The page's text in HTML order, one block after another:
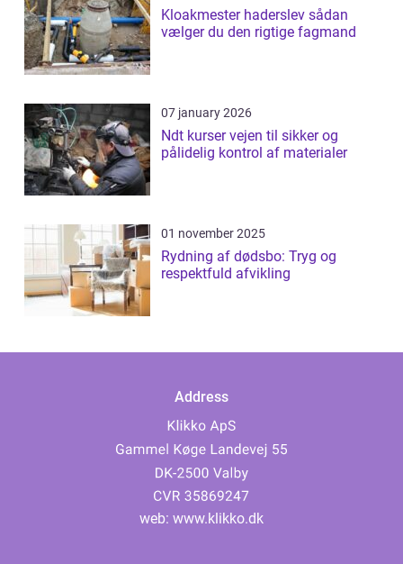
Kloakmester haderslev sådan
vælger du den rigtige fagmand
07 january 2026
Ndt kurser vejen til sikker og
pålidelig kontrol af materialer
01 november 2025
Rydning af dødsbo: Tryg og
respektfuld afvikling
Address
web: www.klikko.dk